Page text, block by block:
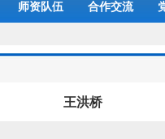
师资队伍 合作交流
王洪桥